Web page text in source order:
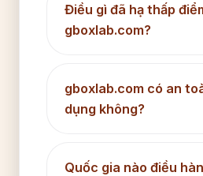
Điều gì đã hạ thấp
gboxlab.com?
gboxlab.com có an
dụng không?
Quốc gia nào điều